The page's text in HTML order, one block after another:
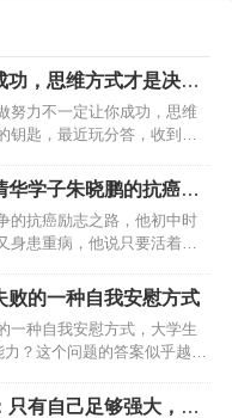
功，思维方式才是决定
努力不一定让你成功，思维
钥匙，最近玩分答，收到一
班后看书健身写作一个不
不到一…
华学子朱晓鹏的抗癌励
的抗癌励志之路，他初中时
身患重病，他说只要活着就
败的一种自我安慰方式
一种自我安慰方式，大学生
力？这个问题的答案似乎越来
只有自己足够强大，才